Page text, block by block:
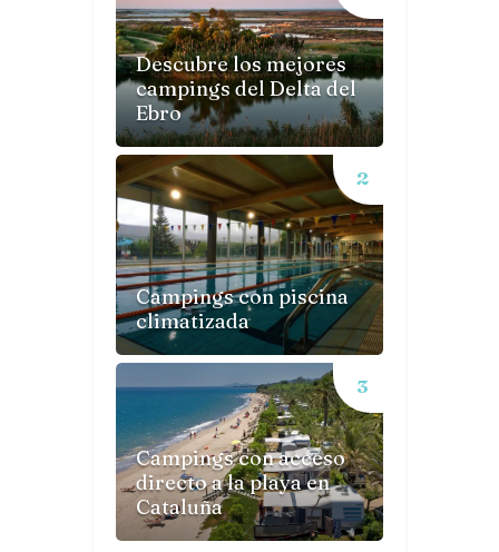
Descubre los mejores
campings del Delta del
Ebro
Campings con piscina
climatizada
Campings con acceso
directo a la playa en
Cataluña